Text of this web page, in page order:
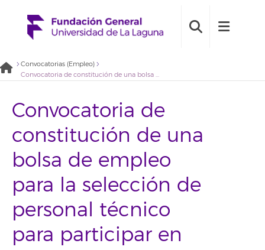
Convocatorias (Empleo)
Convocatoria de constitución de una bolsa de empleo para la selección de personal técnico para participar en proyectos del Servicio de Medio Ambiente de La Universidad de La Laguna (2021BDE046)
Convocatoria de
constitución de una
bolsa de empleo
para la selección de
personal técnico
para participar en